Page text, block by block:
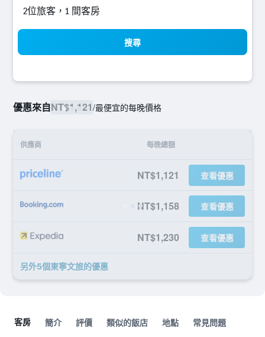
2位旅客，1 間客房
搜尋
優惠來自NT$1,121/最便宜的每晚價格
供應商 每晚總額
NT$1,121 查看優惠
NT$1,158 查看優惠
NT$1,230 查看優惠
另外5個東寧文旅​的優惠
客房 簡介 評價 類似的飯店 地點 常見問題